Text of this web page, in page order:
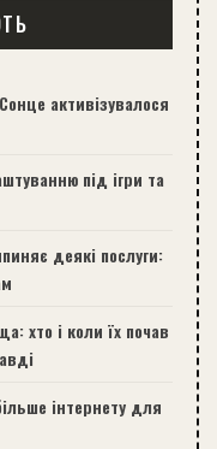
активізувалося
під ігри та
деякі послуги:
хто і коли їх почав
інтернету для